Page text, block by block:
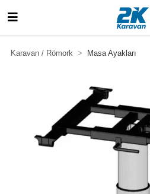
Karavan / Römork Masa Ayakları